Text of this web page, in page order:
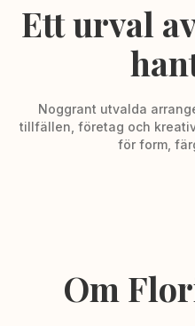
Ett urval
Noggrant utvalda
tillfällen, företag och
för form,
Om